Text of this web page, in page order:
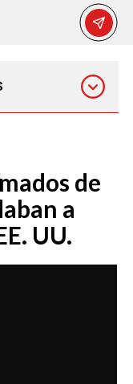
de
a
UU.